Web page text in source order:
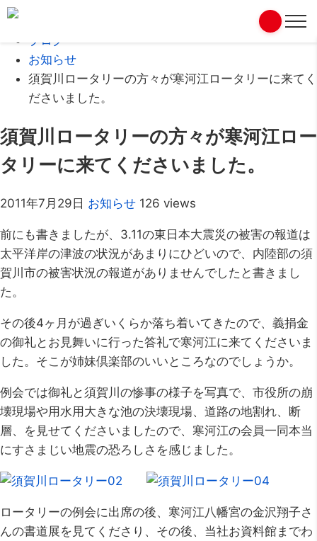
ブログ
お知らせ
須賀川ロータリーの方々が寒河江ロータリーに来てく
ださいました。
須賀川ロータリーの方々が寒河江ロー
タリーに来てくださいました。
2011年7月29日 お知らせ 126 views
前にも書きましたが、3.11の東日本大震災の被害の報道は
太平洋岸の津波の状況があまりにひどいので、内陸部の須
賀川市の被害状況の報道がありませんでしたと書きまし
た。
その後4ヶ月が過ぎいくらか落ち着いてきたので、義捐金
の御礼とお見舞いに行った答礼で寒河江に来てくださいま
した。そこが姉妹倶楽部のいいところなのでしょうか。
例会では御礼と須賀川の惨事の様子を写真で、市役所の崩
壊現場や用水用大きな池の決壊現場、道路の地割れ、断
層、を見せてくださいましたので、寒河江の会員一同本当
にすさまじい地震の恐ろしさを感じました。
ロータリーの例会に出席の後、寒河江八幡宮の金沢翔子さ
んの書道展を見てくださり、その後、当社お資料館までわ